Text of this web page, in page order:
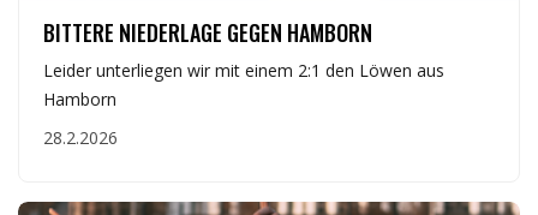
BITTERE NIEDERLAGE GEGEN HAMBORN
Leider unterliegen wir mit einem 2:1 den Löwen aus
Hamborn
28.2.2026